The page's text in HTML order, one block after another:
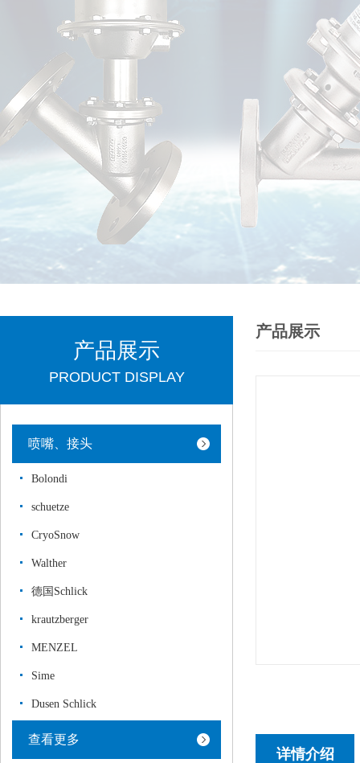
产品展示
PRODUCT DISPLAY
喷嘴、接头
Bolondi
schuetze
CryoSnow
Walther
德国Schlick
krautzberger
MENZEL
Sime
Dusen Schlick
查看更多
产品展示
详情介绍